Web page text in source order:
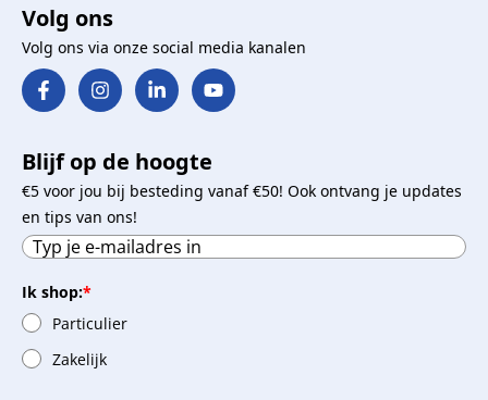
Volg ons
Volg ons via onze social media kanalen
Blijf op de hoogte
€5 voor jou bij besteding vanaf €50! Ook ontvang je updates
en tips van ons!
Ik shop:*
Particulier
Zakelijk